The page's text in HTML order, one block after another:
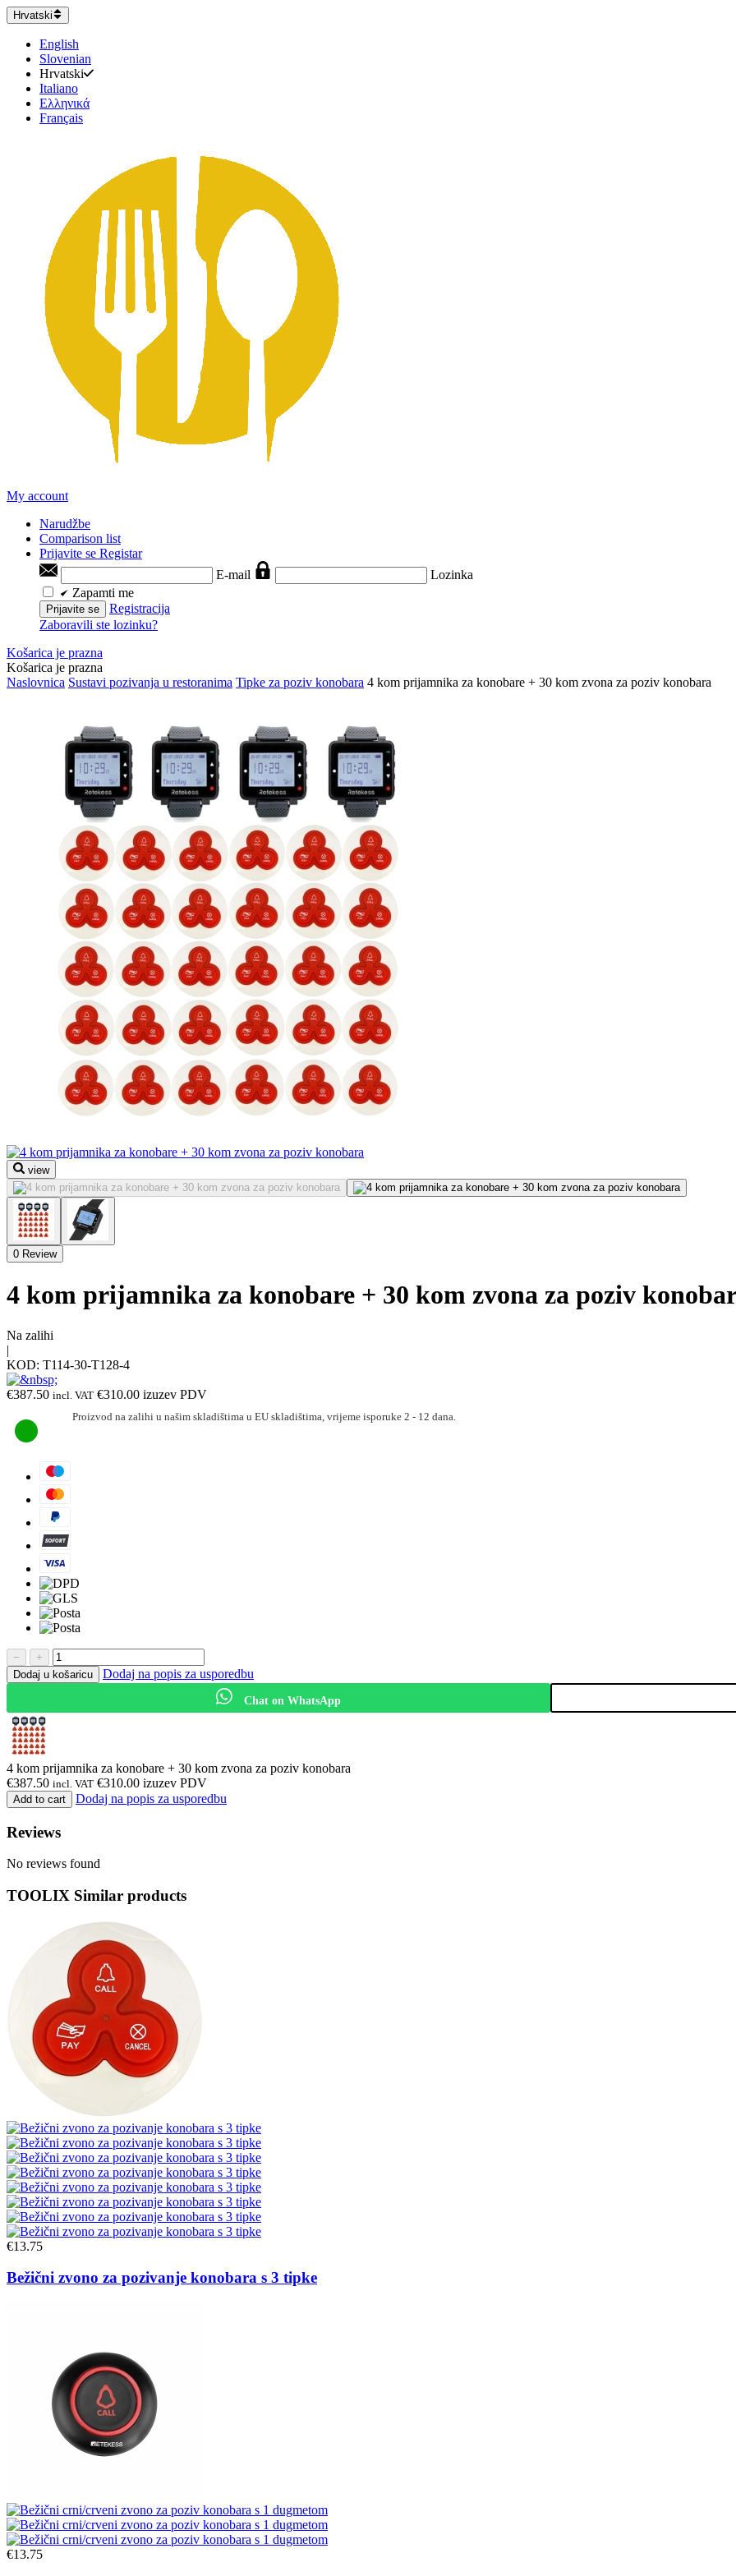
Hrvatski
English
Slovenian
Hrvatski
Italiano
Ελληνικά
Français
My account
Narudžbe
Comparison list
Prijavite se Registar
E-mail
Lozinka
Zapamti me
Prijavite se
Registracija
Zaboravili ste lozinku?
Košarica je prazna
Košarica je prazna
Naslovnica Sustavi pozivanja u restoranima Tipke za poziv konobara 4 kom prijamnika za konobare + 30 kom zvona za poziv konobara
view
0 Review
4 kom prijamnika za konobare + 30 kom zvona za poziv
Na zalihi
|
KOD: T114-30-T128-4
€387.50 incl. VAT €310.00 izuzev PDV
Proizvod na zalihi u našim skladištima u EU skladištima, vrijeme isporuke 2 - 12 dana.
−
+
Dodaj u košaricu
Dodaj na popis za usporedbu
Chat on WhatsApp
4 kom prijamnika za konobare + 30 kom zvona za poziv konobara
€387.50 incl. VAT €310.00 izuzev PDV
Add to cart Dodaj na popis za usporedbu
Reviews
No reviews found
TOOLIX Similar products
€13.75
Bežični zvono za pozivanje konobara s 3 tipke
€13.75